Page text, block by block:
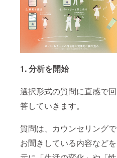
1. 分析を開始
選択形式の質問に直感で回
答していきます。
質問は、カウンセリングで
お聞きしている内容などを